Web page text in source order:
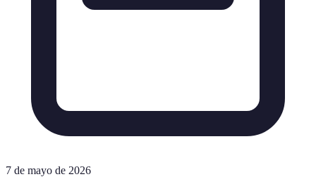
7 de mayo de 2026